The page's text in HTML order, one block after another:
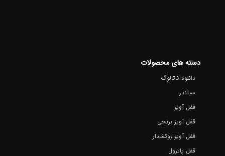
دسته های محصولات
دانلود کاتالوگ
سیلندر
قفل آویز
قفل آویز برنجی
قفل آویز روکشدار
قفل پاترول